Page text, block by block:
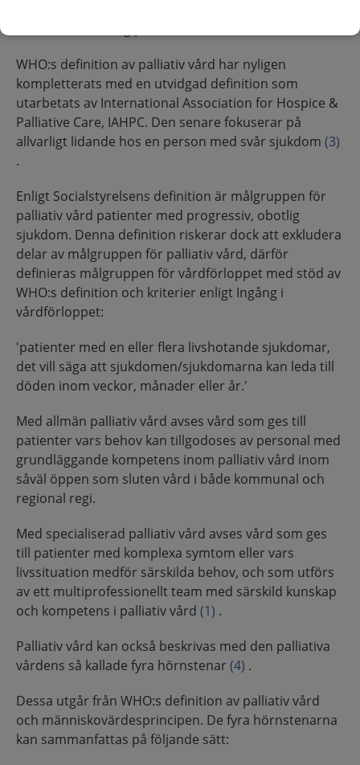
WHO:s definition av palliativ vård har nyligen
kompletterats med en utvidgad definition som
utarbetats av International Association for Hospice &
Palliative Care, IAHPC. Den senare fokuserar på
allvarligt lidande hos en person med svår sjukdom (3)
.
Enligt Socialstyrelsens definition är målgruppen för
palliativ vård patienter med progressiv, obotlig
sjukdom. Denna definition riskerar dock att exkludera
delar av målgruppen för palliativ vård, därför
definieras målgruppen för vårdförloppet med stöd av
WHO:s definition och kriterier enligt Ingång i
vårdförloppet:
'patienter med en eller flera livshotande sjukdomar,
det vill säga att sjukdomen/sjukdomarna kan leda till
döden inom veckor, månader eller år.'
Med allmän palliativ vård avses vård som ges till
patienter vars behov kan tillgodoses av personal med
grundläggande kompetens inom palliativ vård inom
såväl öppen som sluten vård i både kommunal och
regional regi.
Med specialiserad palliativ vård avses vård som ges
till patienter med komplexa symtom eller vars
livssituation medför särskilda behov, och som utförs
av ett multiprofessionellt team med särskild kunskap
och kompetens i palliativ vård (1) .
Palliativ vård kan också beskrivas med den palliativa
vårdens så kallade fyra hörnstenar (4) .
Dessa utgår från WHO:s definition av palliativ vård
och människovärdesprincipen. De fyra hörnstenarna
kan sammanfattas på följande sätt: